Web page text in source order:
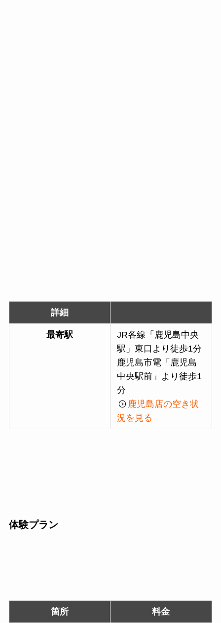
詳細
最寄駅
JR各線「鹿児島中央
駅」東口より徒歩1分
鹿児島市電「鹿児島
中央駅前」より徒歩1
分
鹿児島店の空き状
況を見る
体験プラン
箇所 料金